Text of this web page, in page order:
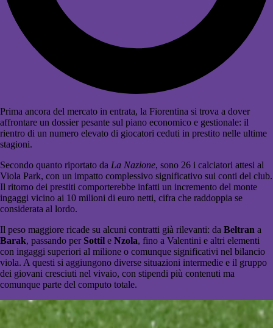
Prima ancora del mercato in entrata, la Fiorentina si trova a dover
affrontare un dossier pesante sul piano economico e gestionale: il
rientro di un numero elevato di giocatori ceduti in prestito nelle ultime
stagioni.
Secondo quanto riportato da La Nazione, sono 26 i calciatori attesi al
Viola Park, con un impatto complessivo significativo sui conti del club.
Il ritorno dei prestiti comporterebbe infatti un incremento del monte
ingaggi vicino ai 10 milioni di euro netti, cifra che raddoppia se
considerata al lordo.
Il peso maggiore ricade su alcuni contratti già rilevanti: da Beltran a
Barak, passando per Sottil e Nzola, fino a Valentini e altri elementi
con ingaggi superiori al milione o comunque significativi nel bilancio
viola. A questi si aggiungono diverse situazioni intermedie e il gruppo
dei giovani cresciuti nel vivaio, con stipendi più contenuti ma
comunque parte del computo totale.